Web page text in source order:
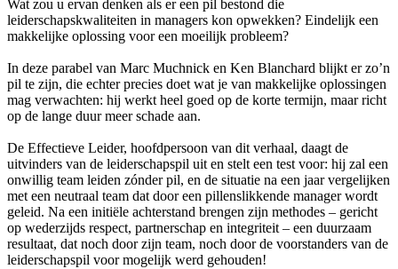
Wat zou u ervan denken als er een pil bestond die
leiderschapskwaliteiten in managers kon opwekken? Eindelijk een
makkelijke oplossing voor een moeilijk probleem?
In deze parabel van Marc Muchnick en Ken Blanchard blijkt er zo’n
pil te zijn, die echter precies doet wat je van makkelijke oplossingen
mag verwachten: hij werkt heel goed op de korte termijn, maar richt
op de lange duur meer schade aan.
De Effectieve Leider, hoofdpersoon van dit verhaal, daagt de
uitvinders van de leiderschapspil uit en stelt een test voor: hij zal een
onwillig team leiden zónder pil, en de situatie na een jaar vergelijken
met een neutraal team dat door een pillenslikkende manager wordt
geleid. Na een initiële achterstand brengen zijn methodes – gericht
op wederzijds respect, partnerschap en integriteit – een duurzaam
resultaat, dat noch door zijn team, noch door de voorstanders van de
leiderschapspil voor mogelijk werd gehouden!